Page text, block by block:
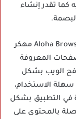
كما تقدر إنشاء
تطبيق متصفح الوها بريميوم Aloha Browser Premium مهكر
المعروفة
الويب بشكل
الاستخدام،
في التطبيق بشكل
صلة بالمحتوى على